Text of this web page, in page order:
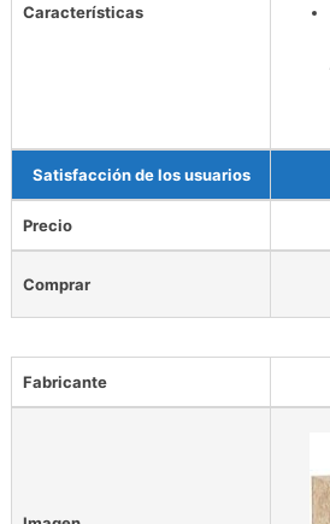
Características
Satisfacción de los usuarios
Precio
Comprar
Fabricante